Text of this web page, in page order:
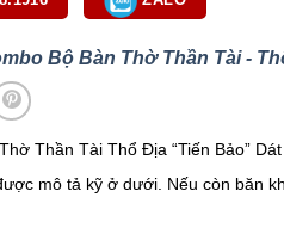
Bộ Bàn Thờ Thần Tài -
Thần Tài Thổ Địa “Tiến Bảo”
mô tả kỹ ở dưới. Nếu còn băn